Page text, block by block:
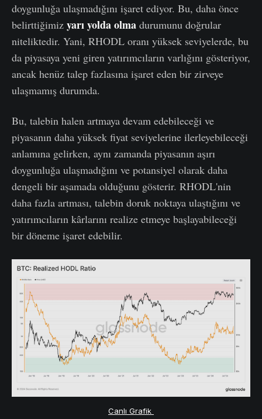
doygunluğa ulaşmadığını işaret ediyor. Bu, daha önce
belirttiğimiz yarı yolda olma durumunu doğrular
niteliktedir. Yani, RHODL oranı yüksek seviyelerde, bu
da piyasaya yeni giren yatırımcıların varlığını gösteriyor,
ancak henüz talep fazlasına işaret eden bir zirveye
ulaşmamış durumda.
Bu, talebin halen artmaya devam edebileceği ve
piyasanın daha yüksek fiyat seviyelerine ilerleyebileceği
anlamına gelirken, aynı zamanda piyasanın aşırı
doygunluğa ulaşmadığını ve potansiyel olarak daha
dengeli bir aşamada olduğunu gösterir. RHODL'nin
daha fazla artması, talebin doruk noktaya ulaştığını ve
yatırımcıların kârlarını realize etmeye başlayabileceği
bir döneme işaret edebilir.
Canlı Grafik